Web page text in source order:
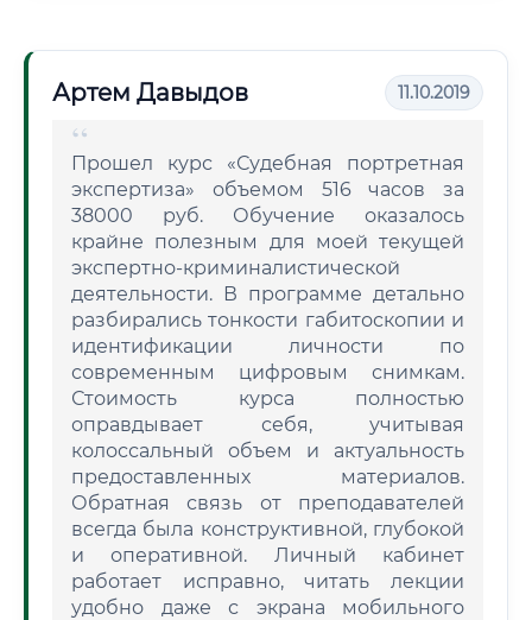
Артем Давыдов 11.10.2019
Прошел курс «Судебная портретная
экспертиза» объемом 516 часов за
38000 руб. Обучение оказалось
крайне полезным для моей текущей
экспертно-криминалистической
деятельности. В программе детально
разбирались тонкости габитоскопии и
идентификации личности по
современным цифровым снимкам.
Стоимость курса полностью
оправдывает себя, учитывая
колоссальный объем и актуальность
предоставленных материалов.
Обратная связь от преподавателей
всегда была конструктивной, глубокой
и оперативной. Личный кабинет
работает исправно, читать лекции
удобно даже с экрана мобильного